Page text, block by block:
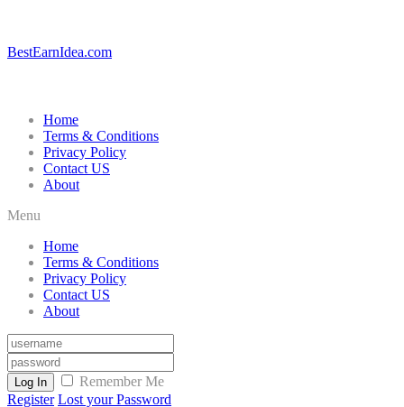
BestEarnIdea.com
Home
Terms & Conditions
Privacy Policy
Contact US
About
Menu
Home
Terms & Conditions
Privacy Policy
Contact US
About
Log In
Remember Me
Register Lost your Password